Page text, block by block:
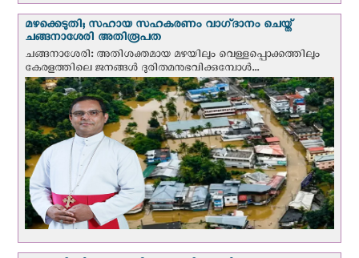
മഴക്കെടുതി; സഹായ സഹകരണം വാഗ്‌ദാനം ചെയ്ത്
ചങ്ങനാശേരി അതിരൂപത
ചങ്ങനാശേരി: അതിശക്തമായ മഴയിലും വെള്ളപ്പൊക്കത്തിലും
കേരളത്തിലെ ജനങ്ങൾ ദുരിതമനുഭവിക്കുമ്പോൾ...